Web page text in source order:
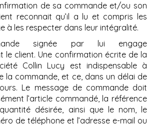
de sa commande et/ou son
reconnait qu’il a lu et compris les
à les respecter dans leur intégralité.
signée par lui engage
le client. Une confirmation écrite de la
Collin Lucy est indispensable à
la commande, et ce, dans un délai de
Le message de commande doit
l’article commandé, la référence
désirée, ainsi que le nom, le
de téléphone et l’adresse e-mail ou